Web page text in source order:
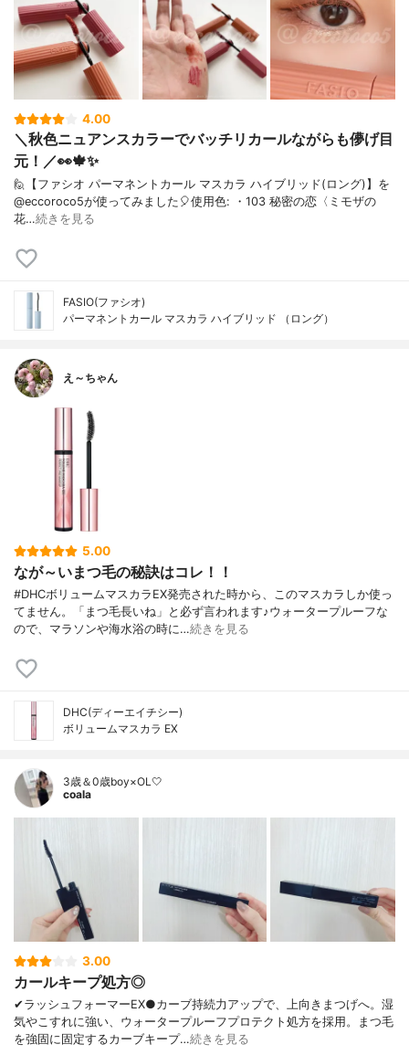
4.00
＼秋色ニュアンスカラーでバッチリカールながらも儚げ目
元！／👀🍁✨
⁡🙋【ファシオ パーマネントカール マスカラ ハイブリッド(ロング)】を
@eccoroco5が使ってみました🎈⁡⁡⁡⁡⁡使用色: ・103 秘密の恋〈ミモザの
花…続きを見る
FASIO(ファシオ)
パーマネントカール マスカラ ハイブリッド （ロング）
え～ちゃん
5.00
なが～いまつ毛の秘訣はコレ！！
#DHCボリュームマスカラEX発売された時から、このマスカラしか使っ
てません。「まつ毛長いね」と必ず言われます♪ウォータープルーフな
ので、マラソンや海水浴の時に…続きを見る
DHC(ディーエイチシー)
ボリュームマスカラ EX
3歳＆0歳boy×OL🤍
coala
3.00
カールキープ処方◎
✔︎ラッシュフォーマーEX●カーブ持続力アップで、上向きまつげへ。湿
気やこすれに強い、ウォータープルーフプロテクト処方を採用。まつ毛
を強固に固定するカーブキープ…続きを見る